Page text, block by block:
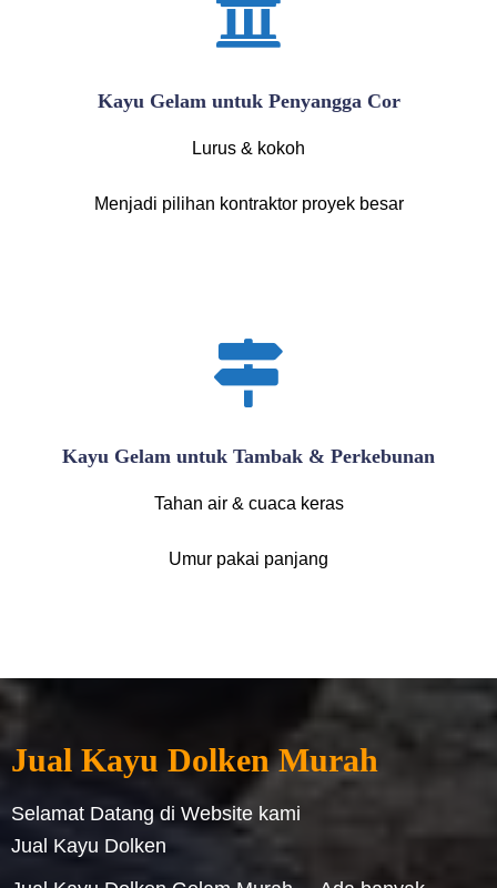
Kayu Gelam untuk Penyangga Cor
Lurus & kokoh
Menjadi pilihan kontraktor proyek besar
Kayu Gelam untuk Tambak & Perkebunan
Tahan air & cuaca keras
Umur pakai panjang
Jual Kayu Dolken Murah
Selamat Datang di Website kami
Jual Kayu Dolken